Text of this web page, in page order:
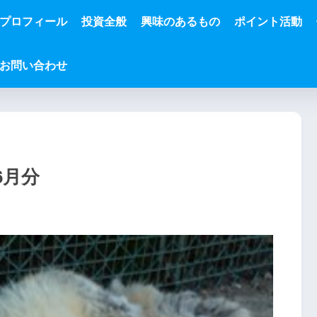
プロフィール 投資全般 興味のあるもの ポイント活動
お問い合わせ
分